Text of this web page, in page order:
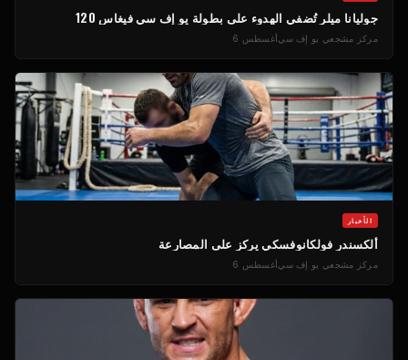
جوليانا ميلر تُضفي الهدوء على بطولة يو إف سي فيغاس 120
مركز مشجعي يو إف سيأغسطس 6
الأخبار
ألكسندر فولكانوفسكي يركز على المصارعة
مركز مشجعي يو إف سيأغسطس 6